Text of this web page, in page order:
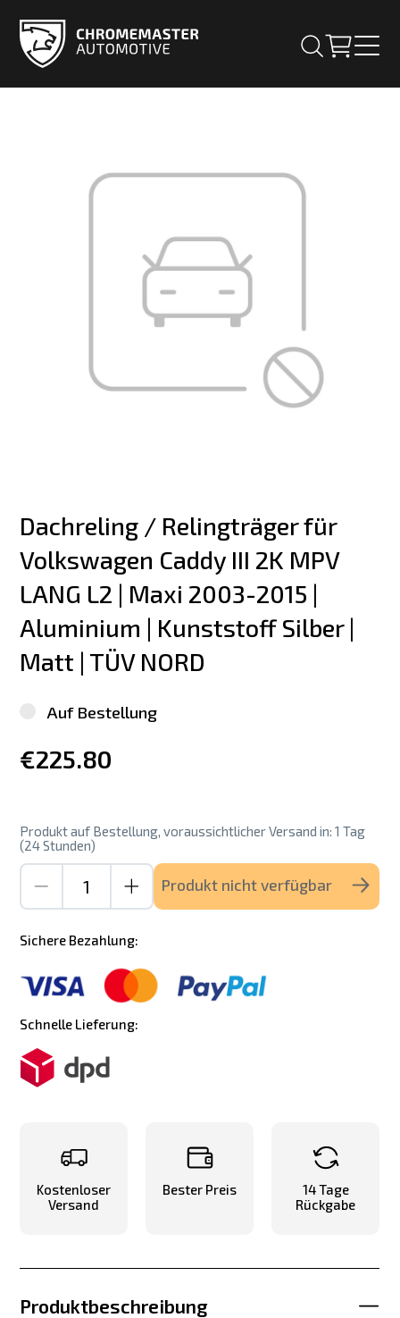
Dachreling / Relingträger für
Volkswagen Caddy III 2K MPV
LANG L2 | Maxi 2003-2015 |
Aluminium | Kunststoff Silber |
Matt | TÜV NORD
Auf Bestellung
€225.80
Produkt auf Bestellung, voraussichtlicher Versand in: 1 Tag
(24 Stunden)
Produkt nicht verfügbar
Sichere Bezahlung:
Schnelle Lieferung:
Kostenloser
Versand
Bester Preis
14 Tage
Rückgabe
Produktbeschreibung